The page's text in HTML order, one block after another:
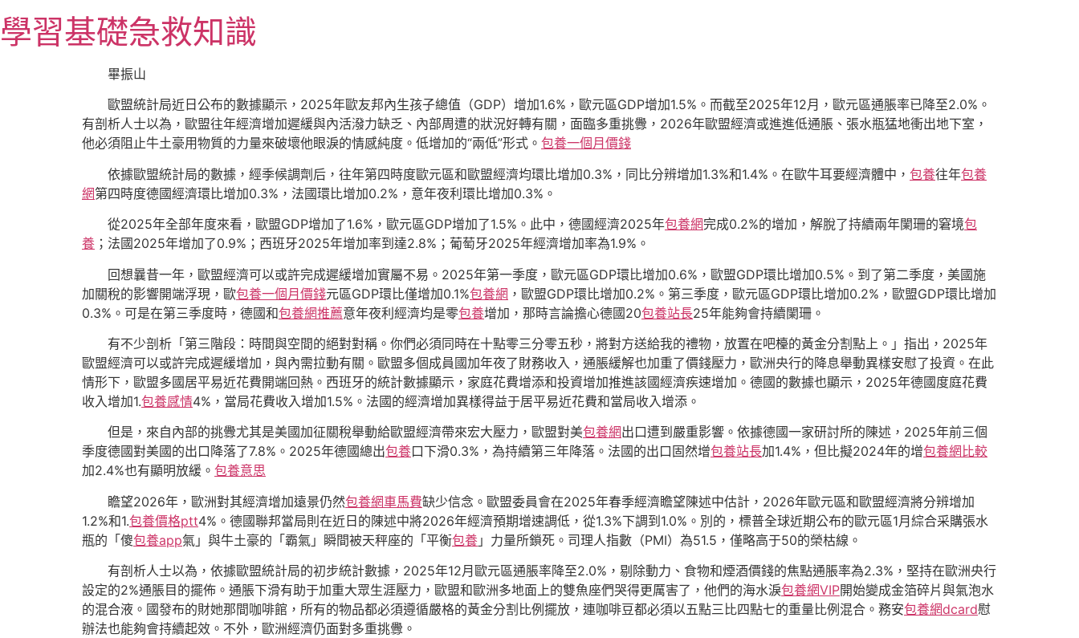
至
主
學習基礎急救知識
畢振山
歐盟統計局近日公布的數據顯示，2025年歐友邦內生孩子總值（GDP）增加1.6%，歐元區GDP增加1.5%。而截至2025年12月，歐元區通脹率已降至2.0%。
有剖析人士以為，歐盟往年經濟增加遲緩與內活潑力缺乏、內部周遭的狀況好轉有關，面臨多重挑釁，2026年歐盟經濟或進進低通脹、張水瓶猛地衝出地下室，
他必須阻止牛土豪用物質的力量來破壞他眼淚的情感純度。低增加的“兩低”形式。 包養一個月價錢
依據歐盟統計局的數據，經季候調劑后，往年第四時度歐元區和歐盟經濟均環比增加0.3%，同比分辨增加1.3%和1.4%。在歐牛耳要經濟體中， 包養往年包養
網第四時度德國經濟環比增加0.3%，法國環比增加0.2%，意年夜利環比增加0.3%。
從2025年全部年度來看，歐盟GDP增加了1.6%，歐元區GDP增加了1.5%。此中，德國經濟2025年包養網完成0.2%的增加，解脫了持續兩年闌珊的窘境包
養 ；法國2025年增加了0.9%；西班牙2025年增加率到達2.8%；葡萄牙2025年經濟增加率為1.9%。
回想曩昔一年，歐盟經濟可以或許完成遲緩增加實屬不易。2025年第一季度，歐元區GDP環比增加0.6%，歐盟GDP環比增加0.5%。到了第二季度，美國施
加關稅的影響開端浮現，歐包養一個月價錢元區GDP環比僅增加0.1%包養網 ，歐盟GDP環比增加0.2%。第三季度，歐元區GDP環比增加0.2%，歐盟GDP環比增加
0.3%。可是在第三季度時，德國和包養網推薦意年夜利經濟均是零包養增加，那時言論擔心德國20包養站長25年能夠會持續闌珊。
有不少剖析「第三階段：時間與空間的絕對對稱。你們必須同時在十點零三分零五秒，將對方送給我的禮物，放置在吧檯的黃金分割點上。」指出，2025年
歐盟經濟可以或許完成遲緩增加，與內需拉動有關。歐盟多個成員國加年夜了財務收入，通脹緩解也加重了價錢壓力，歐洲央行的降息舉動異樣安慰了投資。在此
情形下，歐盟多國居平易近花費開端回熱。西班牙的統計數據顯示，家庭花費增添和投資增加推進該國經濟疾速增加。德國的數據也顯示，2025年德國度庭花費
收入增加1.包養感情4%，當局花費收入增加1.5%。法國的經濟增加異樣得益于居平易近花費和當局收入增添。
但是，來自內部的挑釁尤其是美國加征關稅舉動給歐盟經濟帶來宏大壓力，歐盟對美包養網出口遭到嚴重影響。依據德國一家研討所的陳述，2025年前三個
季度德國對美國的出口降落了7.8%。2025年德國總出包養口下滑0.3%，為持續第三年降落。法國的出口固然增包養站長加1.4%，但比擬2024年的增包養網比較
加2.4%也有顯明放緩。 包養意思
瞻望2026年，歐洲對其經濟增加遠景仍然包養網車馬費缺少信念。歐盟委員會在2025年春季經濟瞻望陳述中估計，2026年歐元區和歐盟經濟將分辨增加
1.2%和1.包養價格ptt4%。德國聯邦當局則在近日的陳述中將2026年經濟預期增速調低，從1.3%下調到1.0%。別的，標普全球近期公布的歐元區1月綜合采購張水
瓶的「傻包養app氣」與牛土豪的「霸氣」瞬間被天秤座的「平衡包養 」力量所鎖死。司理人指數（PMI）為51.5，僅略高于50的榮枯線。
有剖析人士以為，依據歐盟統計局的初步統計數據，2025年12月歐元區通脹率降至2.0%，剔除動力、食物和煙酒價錢的焦點通脹率為2.3%，堅持在歐洲央行
設定的2%通脹目的擺佈。通脹下滑有助于加重大眾生涯壓力，歐盟和歐洲多地面上的雙魚座們哭得更厲害了，他們的海水淚包養網VIP開始變成金箔碎片與氣泡水
的混合液。國發布的財她那間咖啡館，所有的物品都必須遵循嚴格的黃金分割比例擺放，連咖啡豆都必須以五點三比四點七的重量比例混合。務安包養網dcard慰
辦法也能夠會持續起效。不外，歐洲經濟仍面對多重挑釁。